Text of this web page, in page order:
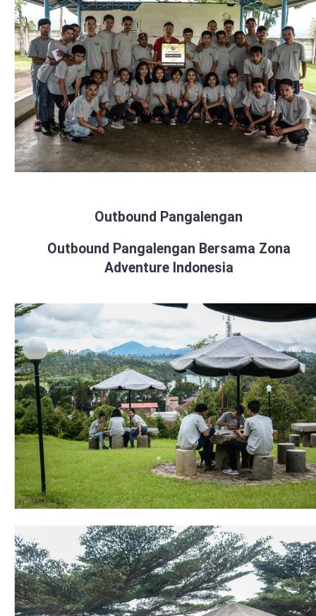
Outbound Pangalengan
Outbound Pangalengan Bersama Zona
Adventure Indonesia